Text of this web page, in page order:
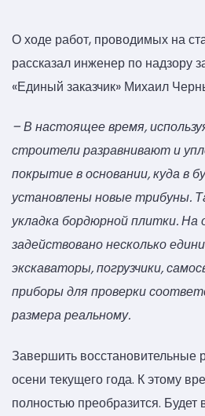
О ходе работ, проводимых на
рассказал инженер по надзору
«Единый заказчик» Михаил
– В настоящее время,
строители разравнивают и
покрытие в основании, куда в
установлены новые трибуны.
укладка бордюрной плитки. На
задействовано несколько
экскаваторы, погрузчики,
приборы для проверки
размера реальному.
Завершить восстановительные
осени текущего года. К этому
полностью преобразится. Будет